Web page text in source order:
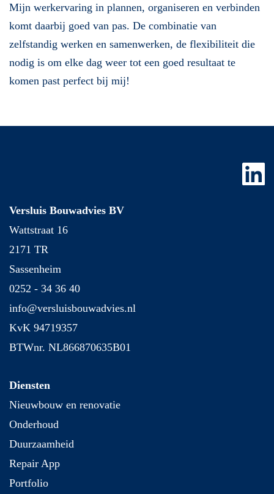
Mijn werkervaring in plannen, organiseren en verbinden
komt daarbij goed van pas. De combinatie van
zelfstandig werken en samenwerken, de flexibiliteit die
nodig is om elke dag weer tot een goed resultaat te
komen past perfect bij mij!
Versluis Bouwadvies BV
Wattstraat 16
2171 TR
Sassenheim
0252 - 34 36 40
info@versluisbouwadvies.nl
KvK 94719357
BTWnr. NL866870635B01
Diensten
Nieuwbouw en renovatie
Onderhoud
Duurzaamheid
Repair App
Portfolio